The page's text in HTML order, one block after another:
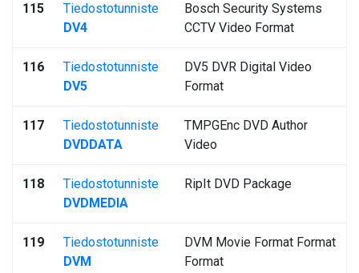
115
Tiedostotunniste
DV4
Bosch Security Systems
CCTV Video Format
116
Tiedostotunniste
DV5
DV5 DVR Digital Video
Format
117
Tiedostotunniste
DVDDATA
TMPGEnc DVD Author
Video
118
Tiedostotunniste
DVDMEDIA
RipIt DVD Package
119
Tiedostotunniste
DVM
DVM Movie Format Format
Format